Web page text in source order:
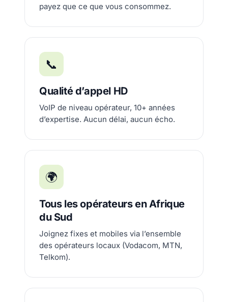
payez que ce que vous consommez.
📞
Qualité d’appel HD
VoIP de niveau opérateur, 10+ années
d’expertise. Aucun délai, aucun écho.
🌍
Tous les opérateurs en Afrique
du Sud
Joignez fixes et mobiles via l’ensemble
des opérateurs locaux (Vodacom, MTN,
Telkom).